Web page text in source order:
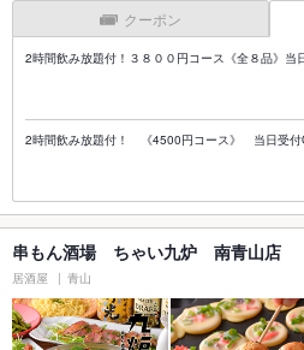
クーポン
2時間飲み放題付！３８００円コース《全８品》当
2時間飲み放題付！ 《4500円コース》 当日受付
串もん酒場 ちゃい九炉 南青山店
居酒屋 青山